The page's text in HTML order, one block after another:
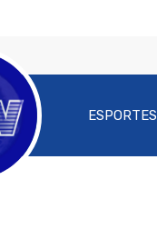
ESPORTES